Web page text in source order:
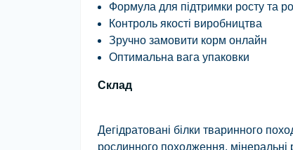
Формула для підтримки росту та
Контроль якості виробництва
Зручно замовити корм онлайн
Оптимальна вага упаковки
Склад
Дегідратовані білки тваринного
рослинного походження, мінеральні